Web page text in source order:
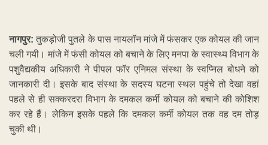
नागपुर: तुकड़ोजी पुतले के पास नायलॉन मांजे में फंसकर एक कोयल की जान
चली गयी। मांजे में फंसी कोयल को बचाने के लिए मनपा के स्वास्थ्य विभाग के
पशुवैद्यकीय अधिकारी ने पीपल फॉर एनिमल संस्था के स्वप्निल बोधने को
जानकारी दी। इसके बाद संस्था के सदस्य घटना स्थल पहुंचे तो देखा वहां
पहले से ही सक्करदरा विभाग के दमकल कर्मी कोयल को बचाने की कोशिश
कर रहे हैं। लेकिन इसके पहले कि दमकल कर्मी कोयल तक वह दम तोड़
चुकी थी।